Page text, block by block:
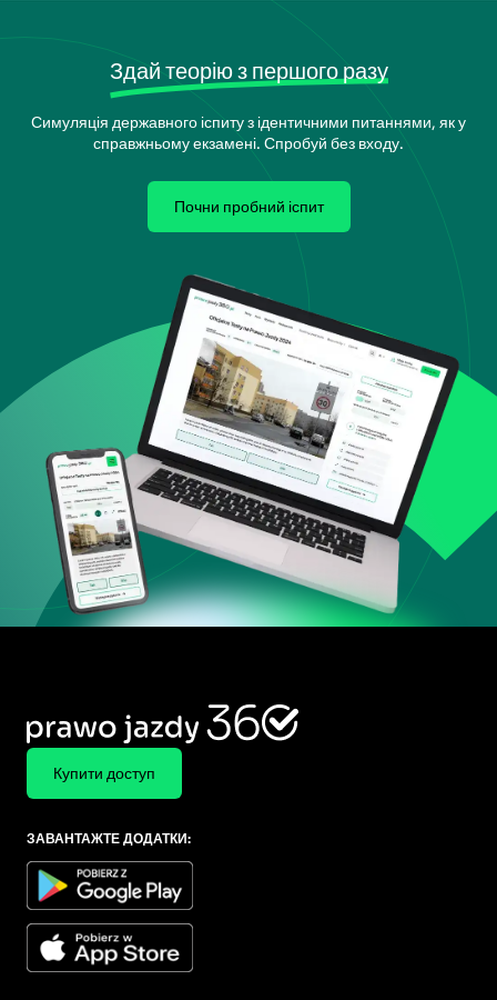
Здай теорію з першого разу
Симуляція державного іспиту з ідентичними питаннями, як у
справжньому екзамені. Спробуй без входу.
Почни пробний іспит
Купити доступ
ЗАВАНТАЖТЕ ДОДАТКИ: